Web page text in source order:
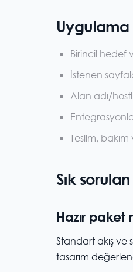
Uygulama
Birincil hedef
İstenen
Alan adı/
Teslim,
Sık
Hazır paket
Standart akış ve
tasarım